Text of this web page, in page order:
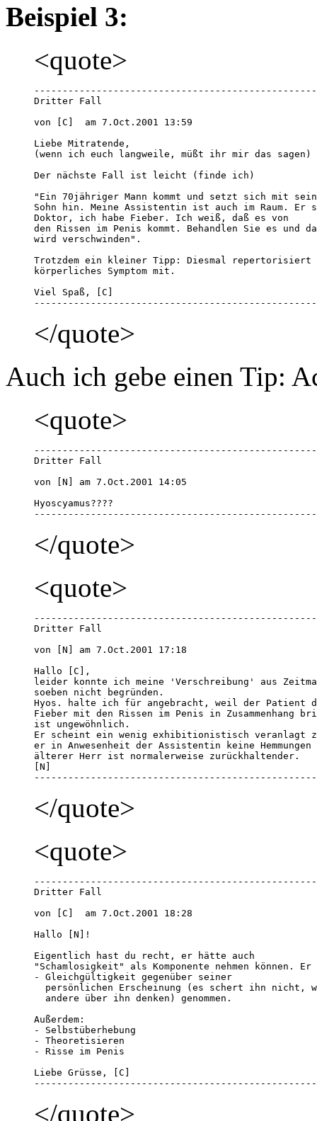
Beispiel 3:
<quote>
Dritter Fall
von [C]  am 7.Oct.2001 13:59
Liebe Mitratende,
(wenn ich euch langweile, müßt ihr mir das sagen)
Der nächste Fall ist leicht (finde ich)
"Ein 70jähriger Mann kommt und setzt sich mit
Sohn hin. Meine Assistentin ist auch im Raum.
Doktor, ich habe Fieber. Ich weiß, daß es von
den Rissen im Penis kommt. Behandlen Sie es und
wird verschwinden".
Trotzdem ein kleiner Tipp: Diesmal
körperliches Symptom mit.
Viel Spaß, [C]
</quote>
Auch ich gebe einen Tip:
<quote>
Dritter Fall
von [N] am 7.Oct.2001 14:05
Hyoscyamus????
</quote>
<quote>
Dritter Fall
von [N] am 7.Oct.2001 17:18
Hallo [C],
leider konnte ich meine 'Verschreibung' aus
soeben nicht begründen.
Hyos. halte ich für angebracht, weil der Patient
Fieber mit den Rissen im Penis in Zusammenhang
ist ungewöhnlich.
Er scheint ein wenig exhibitionistisch veranlagt
er in Anwesenheit der Assistentin keine
älterer Herr ist normalerweise zurückhaltender.
[N]
</quote>
<quote>
Dritter Fall
von [C]  am 7.Oct.2001 18:28
Hallo [N]!
Eigentlich hast du recht, er hätte auch
"Schamlosigkeit" als Komponente nehmen können.
- Gleichgültigkeit gegenüber seiner
persönlichen Erscheinung (es schert ihn nicht,
  andere über ihn denken) genommen.
Außerdem:
- Selbstüberhebung
- Theoretisieren
- Risse im Penis
Liebe Grüsse, [C]
</quote>